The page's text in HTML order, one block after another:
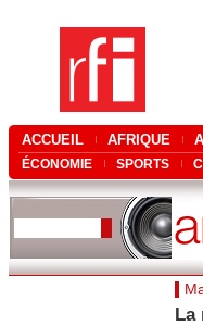
ACCUEIL AFRIQUE
ÉCONOMIE SPORTS
La